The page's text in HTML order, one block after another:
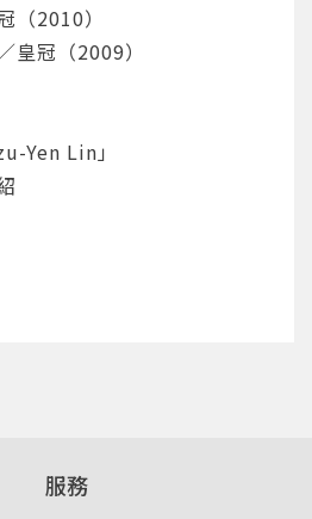
或
（2010）
皇冠（2009）
Yen Lin」
服務